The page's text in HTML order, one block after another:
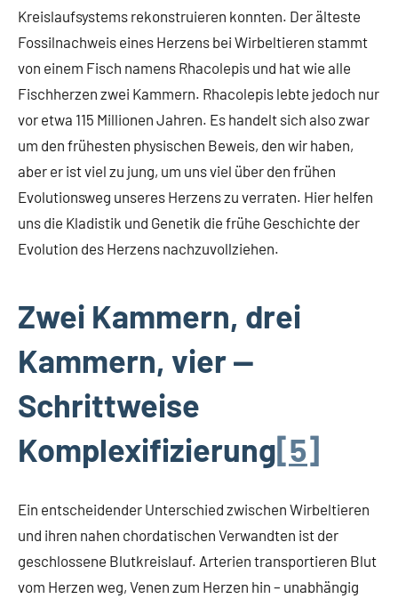
Kreislaufsystems rekonstruieren konnten. Der älteste
Fossilnachweis eines Herzens bei Wirbeltieren stammt
von einem Fisch namens Rhacolepis und hat wie alle
Fischherzen zwei Kammern. Rhacolepis lebte jedoch nur
vor etwa 115 Millionen Jahren. Es handelt sich also zwar
um den frühesten physischen Beweis, den wir haben,
aber er ist viel zu jung, um uns viel über den frühen
Evolutionsweg unseres Herzens zu verraten. Hier helfen
uns die Kladistik und Genetik die frühe Geschichte der
Evolution des Herzens nachzuvollziehen.
Zwei Kammern, drei
Kammern, vier —
Schrittweise
Komplexifizierung[5]
Ein entscheidender Unterschied zwischen Wirbeltieren
und ihren nahen chordatischen Verwandten ist der
geschlossene Blutkreislauf. Arterien transportieren Blut
vom Herzen weg, Venen zum Herzen hin – unabhängig